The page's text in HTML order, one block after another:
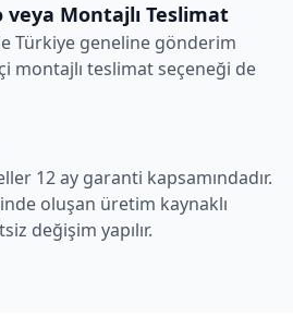
veya Montajlı Teslimat
Türkiye geneline gönderim
montajlı teslimat seçeneği de
12 ay garanti kapsamındadır.
oluşan üretim kaynaklı
değişim yapılır.